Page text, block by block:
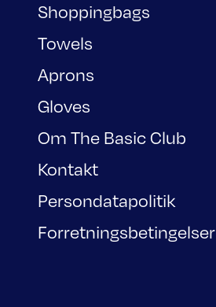
Shoppingbags
Towels
Aprons
Gloves
Om The Basic Club
Kontakt
Persondatapolitik
Forretningsbetingelser